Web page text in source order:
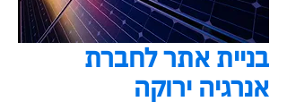
בניית אתר לחברת
אנרגיה ירוקה